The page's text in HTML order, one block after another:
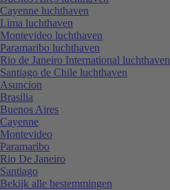
Cayenne luchthaven
Lima luchthaven
Montevideo luchthaven
Paramaribo luchthaven
Rio de Janeiro International luchthaven
Santiago de Chile luchthaven
Asuncion
Brasilia
Buenos Aires
Cayenne
Montevideo
Paramaribo
Rio De Janeiro
Santiago
Bekijk alle bestemmingen